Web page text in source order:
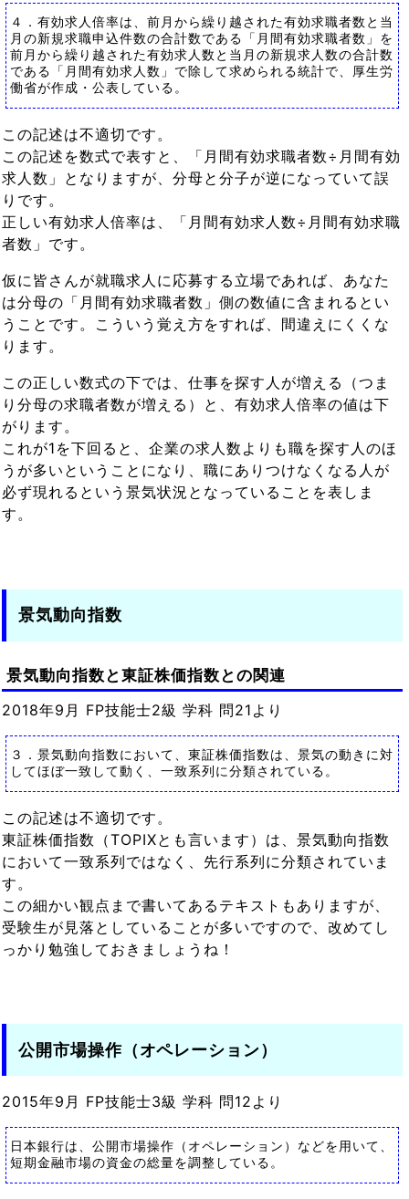
４．有効求人倍率は、前月から繰り越された有効求職者数と当
月の新規求職申込件数の合計数である「月間有効求職者数」を
前月から繰り越された有効求人数と当月の新規求人数の合計数
である「月間有効求人数」で除して求められる統計で、厚生労
働省が作成・公表している。
この記述は不適切です。
この記述を数式で表すと、「月間有効求職者数÷月間有効
求人数」となりますが、分母と分子が逆になっていて誤
りです。
正しい有効求人倍率は、「月間有効求人数÷月間有効求職
者数」です。
仮に皆さんが就職求人に応募する立場であれば、あなた
は分母の「月間有効求職者数」側の数値に含まれるとい
うことです。こういう覚え方をすれば、間違えにくくな
ります。
この正しい数式の下では、仕事を探す人が増える（つま
り分母の求職者数が増える）と、有効求人倍率の値は下
がります。
これが1を下回ると、企業の求人数よりも職を探す人のほ
うが多いということになり、職にありつけなくなる人が
必ず現れるという景気状況となっていることを表しま
す。
景気動向指数
景気動向指数と東証株価指数との関連
2018年9月 FP技能士2級 学科 問21より
３．景気動向指数において、東証株価指数は、景気の動きに対
してほぼ一致して動く、一致系列に分類されている。
この記述は不適切です。
東証株価指数（TOPIXとも言います）は、景気動向指数
において一致系列ではなく、先行系列に分類されていま
す。
この細かい観点まで書いてあるテキストもありますが、
受験生が見落としていることが多いですので、改めてし
っかり勉強しておきましょうね！
公開市場操作（オペレーション）
2015年9月 FP技能士3級 学科 問12より
日本銀行は、公開市場操作（オペレーション）などを用いて、
短期金融市場の資金の総量を調整している。